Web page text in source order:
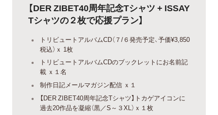
【DER ZIBET40周年記念Tシャツ + ISSAY
Tシャツの２枚で応援プラン】
トリビュートアルバムCD（７/６発売予定、予価¥3,850
税込）ｘ 1枚
トリビュートアルバムCDのブックレットにお名前記
載 ｘ１名
制作日記メールマガジン配信 ｘ１
【DER ZIBET40周年記念Tシャツ】トカゲアイコンに
過去20作品を凝縮（黒／S～３XL）ｘ１枚